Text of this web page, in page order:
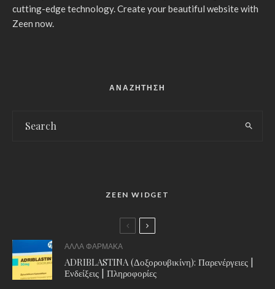
cutting-edge technology. Create your beautiful website with
Zeen now.
ΑΝΑΖΗΤΗΣΗ
ZEEN WIDGET
ΑΛΛΑ ΦΑΡΜΑΚΑ
ADRIBLASTINA (Δοξορουβικίνη): Παρενέργειες |
Ενδείξεις | Πληροφορίες